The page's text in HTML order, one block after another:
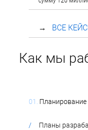
→ ВСЕ
Как мы
01. Планирование
/ Планы